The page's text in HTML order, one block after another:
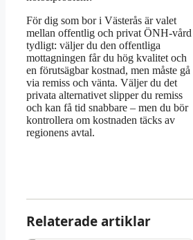
För dig som bor i Västerås är valet
mellan offentlig och privat ÖNH-vård
tydligt: väljer du den offentliga
mottagningen får du hög kvalitet och
en förutsägbar kostnad, men måste gå
via remiss och vänta. Väljer du det
privata alternativet slipper du remiss
och kan få tid snabbare – men du bör
kontrollera om kostnaden täcks av
regionens avtal.
Relaterade artiklar